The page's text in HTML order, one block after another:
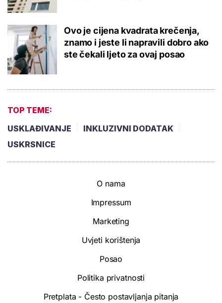
Ovo je cijena kvadrata krečenja,
znamo i jeste li napravili dobro ako
ste čekali ljeto za ovaj posao
TOP TEME:
USKLAĐIVANJE
INKLUZIVNI DODATAK
USKRSNICE
O nama
Impressum
Marketing
Uvjeti korištenja
Posao
Politika privatnosti
Pretplata - Često postavljanja pitanja